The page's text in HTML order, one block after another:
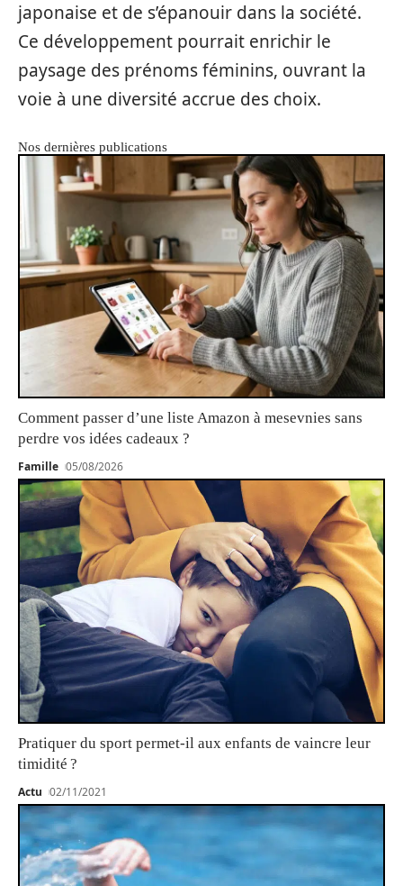
japonaise et de s’épanouir dans la société.
Ce développement pourrait enrichir le
paysage des prénoms féminins, ouvrant la
voie à une diversité accrue des choix.
Nos dernières publications
Comment passer d’une liste Amazon à mesevnies sans
perdre vos idées cadeaux ?
Famille 05/08/2026
Pratiquer du sport permet-il aux enfants de vaincre leur
timidité ?
Actu 02/11/2021